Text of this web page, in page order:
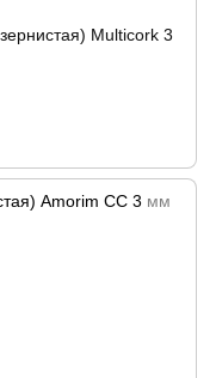
Multicork 3